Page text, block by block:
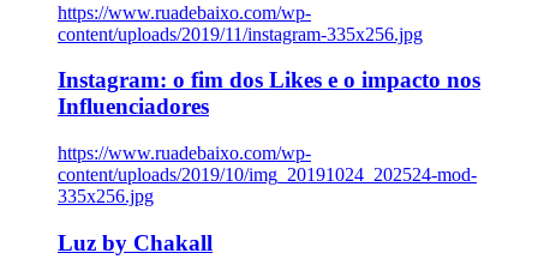
https://www.ruadebaixo.com/wp-
content/uploads/2019/11/instagram-335x256.jpg
Instagram: o fim dos Likes e o impacto nos
Influenciadores
https://www.ruadebaixo.com/wp-
content/uploads/2019/10/img_20191024_202524-mod-
335x256.jpg
Luz by Chakall